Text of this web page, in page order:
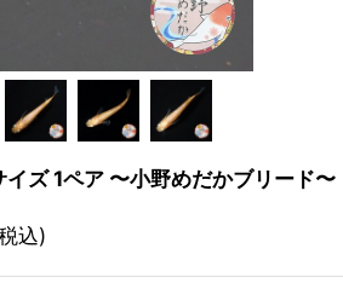
ズ 1ペア 〜小野めだかブリード〜
込)